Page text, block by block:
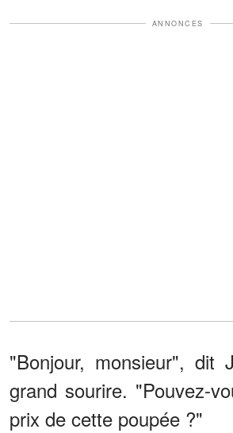
ANNONCES
"Bonjour, monsieur", dit
grand sourire. "Pouvez-
prix de cette poupée ?"